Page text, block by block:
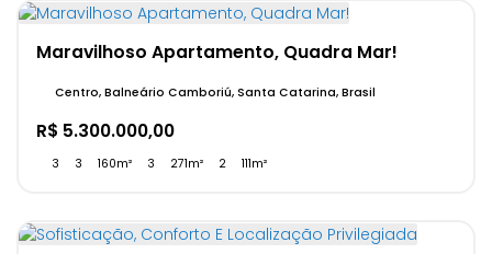
Maravilhoso Apartamento, Quadra Mar!
R$ 5.300.000,00
Centro, Balneário Camboriú, Santa Catarina, Brasil
3 3 160m² 3 271m² 2 111m²